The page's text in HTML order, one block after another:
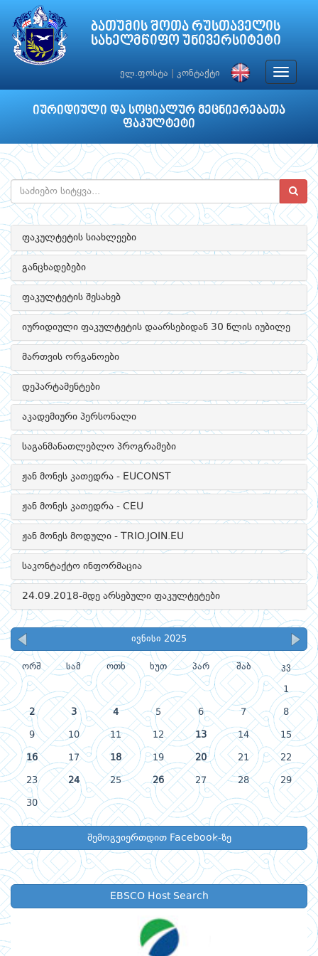
ბათუმის შოთა რუსთაველის
სახელმწიფო უნივერსიტეტი
ელ.ფოსტა კონტაქტი
Toggle
იურიდიული და სოციალურ მეცნიერებათა
ფაკულტეტი
ფაკულტეტის სიახლეები
განცხადებები
ფაკულტეტის შესახებ
იურიდიული ფაკულტეტის დაარსებიდან 30 წლის იუბილე
მართვის ორგანოები
დეპარტამენტები
აკადემიური პერსონალი
საგანმანათლებლო პროგრამები
ჟან მონეს კათედრა - EUCONST
ჟან მონეს კათედრა - CEU
ჟან მონეს მოდული - TRIO.JOIN.EU
საკონტაქტო ინფორმაცია
24.09.2018-მდე არსებული ფაკულტეტები
ივნისი 2025
ორშ სამ ოთხ ხუთ პარ შაბ კვ
1
2 3 4 5 6 7 8
9 10 11 12 13 14 15
16 17 18 19 20 21 22
23 24 25 26 27 28 29
30
შემოგვიერთდით Facebook-ზე
EBSCO Host Search